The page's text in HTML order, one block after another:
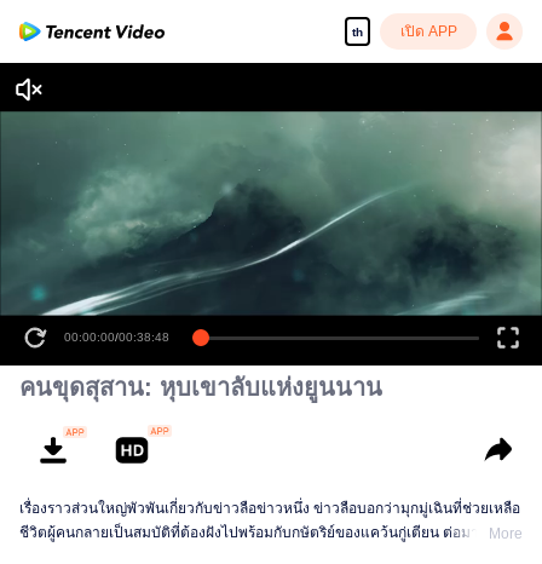
th เปิด APP
00:00:00/00:38:48
คนขุดสุสาน: หุบเขาลับแห่งยูนนาน
เรื่องราวส่วนใหญ่พัวพันเกี่ยวกับข่าวลือข่าวหนึ่ง ข่าวลือบอกว่ามุกมู่เฉินที่ช่วยเหลือ
ชีวิตผู้คนกลายเป็นสมบัติที่ต้องฝังไปพร้อมกับกษัตริย์ของแคว้นกู่เตียน ต่อมาโมจิน
More